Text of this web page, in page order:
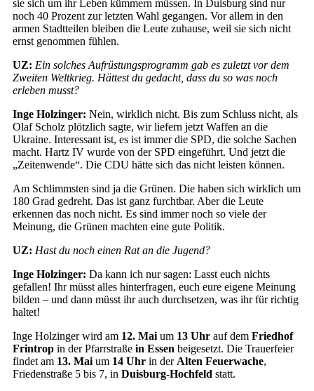
sie sich um ihr Leben kümmern müssen. In Duisburg sind nur
noch 40 Prozent zur letzten Wahl gegangen. Vor allem in den
armen Stadtteilen bleiben die Leute zuhause, weil sie sich nicht
ernst genommen fühlen.
UZ: Ein solches Aufrüstungsprogramm gab es zuletzt vor dem
Zweiten Weltkrieg. Hättest du gedacht, dass du so was noch
erleben musst?
Inge Holzinger: Nein, wirklich nicht. Bis zum Schluss nicht, als
Olaf Scholz plötzlich sagte, wir liefern jetzt Waffen an die
Ukraine. Interessant ist, es ist immer die SPD, die solche Sachen
macht. Hartz IV wurde von der SPD eingeführt. Und jetzt die
„Zeitenwende“. Die CDU hätte sich das nicht leisten können.
Am Schlimmsten sind ja die Grünen. Die haben sich wirklich um
180 Grad gedreht. Das ist ganz furchtbar. Aber die Leute
erkennen das noch nicht. Es sind immer noch so viele der
Meinung, die Grünen machten eine gute Politik.
UZ: Hast du noch einen Rat an die Jugend?
Inge Holzinger: Da kann ich nur sagen: Lasst euch nichts
gefallen! Ihr müsst alles hinterfragen, euch eure eigene Meinung
bilden – und dann müsst ihr auch durchsetzen, was ihr für richtig
haltet!
Inge Holzinger wird am 12. Mai um 13 Uhr auf dem Friedhof
Frintrop in der Pfarrstraße in Essen beigesetzt. Die Trauerfeier
findet am 13. Mai um 14 Uhr in der Alten Feuerwache,
Friedenstraße 5 bis 7, in Duisburg-Hochfeld statt.